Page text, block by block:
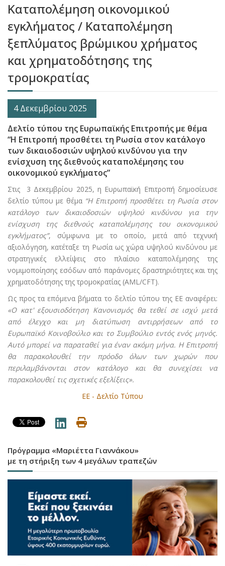
Καταπολέμηση οικονομικού
εγκλήματος / Καταπολέμηση
ξεπλύματος βρώμικου χρήματος
και χρηματοδότησης της
τρομοκρατίας
4 Δεκεμβρίου 2025
Δελτίο τύπου της Ευρωπαϊκής Επιτροπής με θέμα
“Η Επιτροπή προσθέτει τη Ρωσία στον κατάλογο
των δικαιοδοσιών υψηλού κινδύνου για την
ενίσχυση της διεθνούς καταπολέμησης του
οικονομικού εγκλήματος”
Στις 3 Δεκεμβρίου 2025, η Ευρωπαϊκή Επιτροπή δημοσίευσε
δελτίο τύπου με θέμα “Η Επιτροπή προσθέτει τη Ρωσία στον
κατάλογο των δικαιοδοσιών υψηλού κινδύνου για την
ενίσχυση της διεθνούς καταπολέμησης του οικονομικού
εγκλήματος”, σύμφωνα με το οποίο, μετά από τεχνική
αξιολόγηση, κατέταξε τη Ρωσία ως χώρα υψηλού κινδύνου με
στρατηγικές ελλείψεις στο πλαίσιο καταπολέμησης της
νομιμοποίησης εσόδων από παράνομες δραστηριότητες και της
χρηματοδότησης της τρομοκρατίας (AML/CFT).
Ως προς τα επόμενα βήματα το δελτίο τύπου της ΕΕ αναφέρει:
«Ο κατ' εξουσιοδότηση Kανονισμός θα τεθεί σε ισχύ μετά
από έλεγχο και μη διατύπωση αντιρρήσεων από το
Ευρωπαϊκό Κοινοβούλιο και το Συμβούλιο εντός ενός μηνός.
Αυτό μπορεί να παραταθεί για έναν ακόμη μήνα. Η Επιτροπή
θα παρακολουθεί την πρόοδο όλων των χωρών που
περιλαμβάνονται στον κατάλογο και θα συνεχίσει να
παρακολουθεί τις σχετικές εξελίξεις».
ΕΕ - Δελτίο Τύπου
Πρόγραμμα «Μαριέττα Γιαννάκου»
με τη στήριξη των 4 μεγάλων τραπεζών